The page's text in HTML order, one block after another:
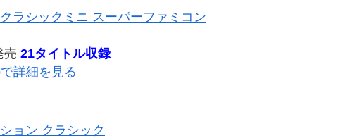
ラシックミニ スーパーファミコン
売 21タイトル収録
詳細を見る
ョン クラシック